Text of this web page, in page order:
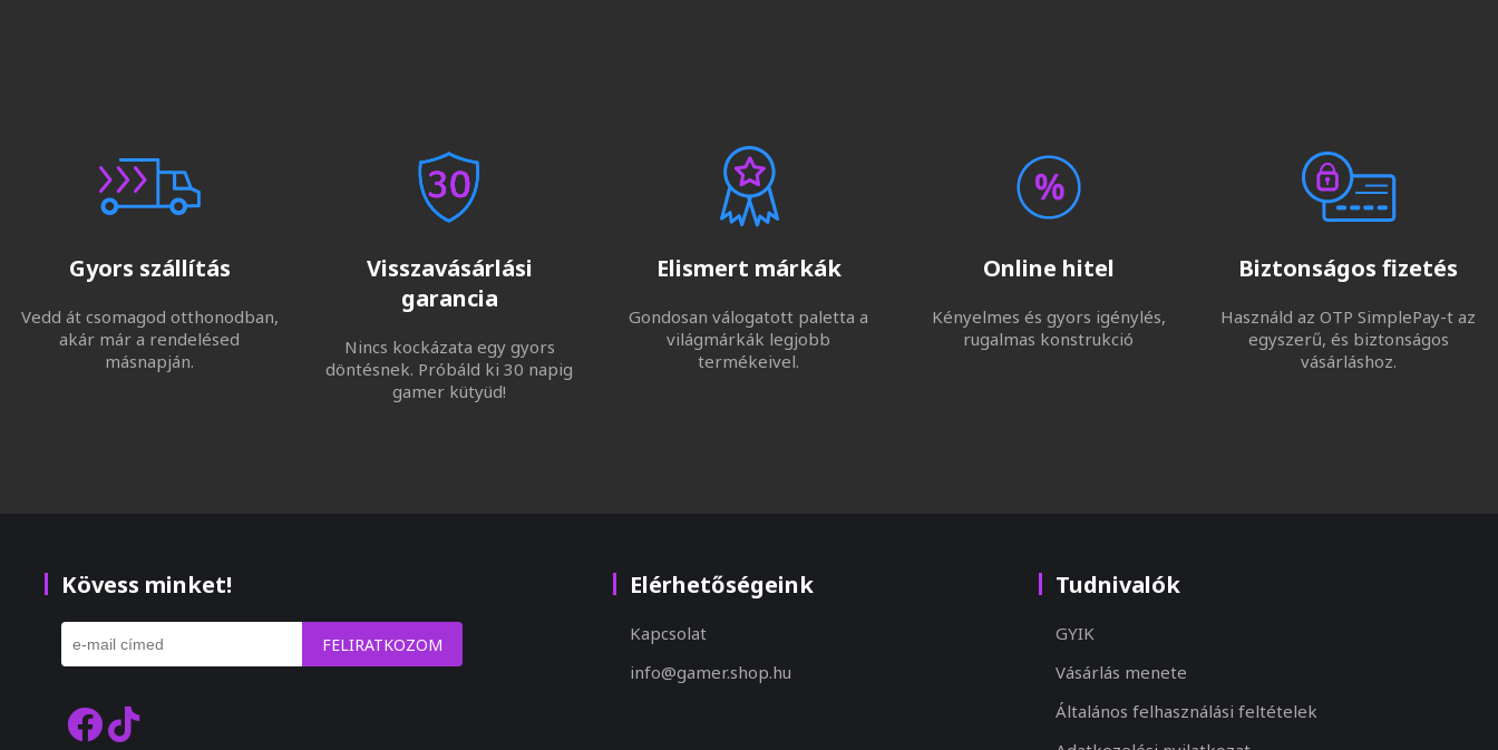
Gyors szállítás
Vedd át csomagod otthonodban,
akár már a rendelésed
másnapján.
Visszavásárlási
garancia
Nincs kockázata egy gyors
döntésnek. Próbáld ki 30 napig
gamer kütyüd!
Elismert márkák
Gondosan válogatott paletta a
világmárkák legjobb
termékeivel.
Online hitel
Kényelmes és gyors igénylés,
rugalmas konstrukció
Biztonságos fizetés
Használd az OTP SimplePay-t az
egyszerű, és biztonságos
vásárláshoz.
Kövess minket!
FELIRATKOZOM
Elérhetőségeink
Kapcsolat
info@gamer.shop.hu
Tudnivalók
GYIK
Vásárlás menete
Általános felhasználási feltételek